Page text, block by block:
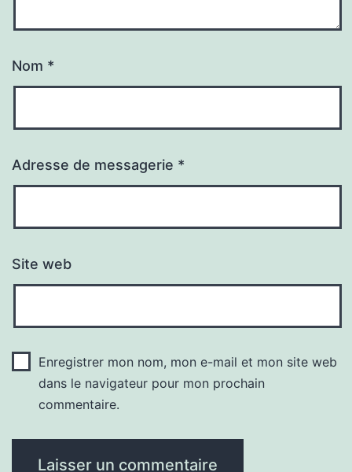
Nom *
Adresse de messagerie *
Site web
Enregistrer mon nom, mon e-mail et mon site web
dans le navigateur pour mon prochain
commentaire.